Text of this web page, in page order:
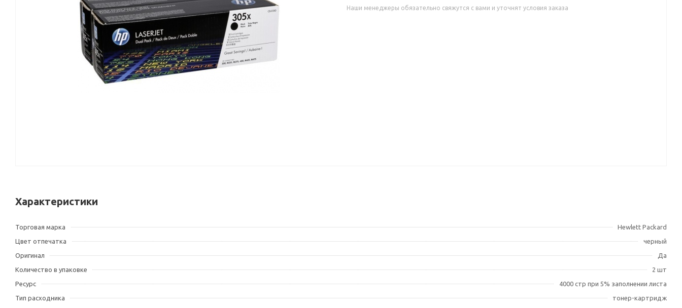
Наши менеджеры обязательно свяжутся с вами и уточнят условия заказа
Характеристики
Торговая марка
Hewlett Packard
Цвет отпечатка
черный
Оригинал
Да
Количество в упаковке
2 шт
Ресурс
4000 стр при 5% заполнении листа
Тип расходника
тонер-картридж